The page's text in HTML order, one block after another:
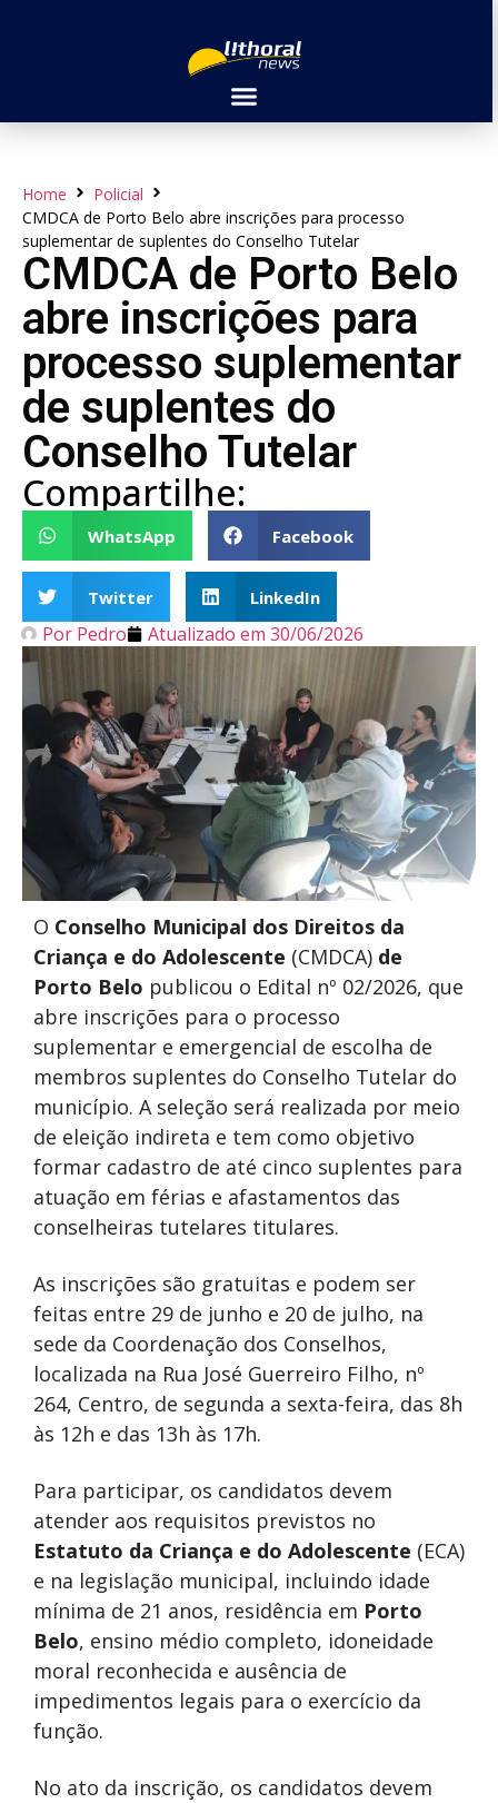
Home
Policial
CMDCA de Porto Belo abre inscrições para processo
suplementar de suplentes do Conselho Tutelar
CMDCA de Porto Belo
abre inscrições para
processo suplementar
de suplentes do
Conselho Tutelar
Compartilhe:
WhatsApp Facebook
Twitter LinkedIn
Por Pedro Atualizado em 30/06/2026
O Conselho Municipal dos Direitos da
Criança e do Adolescente (CMDCA) de
Porto Belo publicou o Edital nº 02/2026, que
abre inscrições para o processo
suplementar e emergencial de escolha de
membros suplentes do Conselho Tutelar do
município. A seleção será realizada por meio
de eleição indireta e tem como objetivo
formar cadastro de até cinco suplentes para
atuação em férias e afastamentos das
conselheiras tutelares titulares.
As inscrições são gratuitas e podem ser
feitas entre 29 de junho e 20 de julho, na
sede da Coordenação dos Conselhos,
localizada na Rua José Guerreiro Filho, nº
264, Centro, de segunda a sexta-feira, das 8h
às 12h e das 13h às 17h.
Para participar, os candidatos devem
atender aos requisitos previstos no
Estatuto da Criança e do Adolescente (ECA)
e na legislação municipal, incluindo idade
mínima de 21 anos, residência em Porto
Belo, ensino médio completo, idoneidade
moral reconhecida e ausência de
impedimentos legais para o exercício da
função.
No ato da inscrição, os candidatos devem